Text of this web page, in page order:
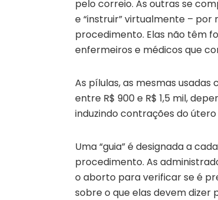
pelo correio. As outras se
e “instruir” virtualmente – por
procedimento. Elas não têm
enfermeiros e médicos que
As pílulas, as mesmas
entre R$ 900 e R$ 1,5 mil,
induzindo contrações do
Uma “guia” é designada a
procedimento. As
o aborto para verificar se é
sobre o que elas devem dizer